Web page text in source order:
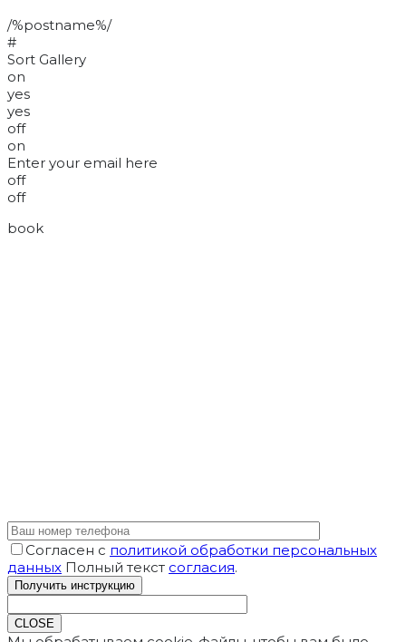
/%postname%/
#
Sort Gallery
on
yes
yes
off
on
Enter your email here
off
off
book
Согласен с политикой обработки персональных
данных Полный текст согласия.
CLOSE